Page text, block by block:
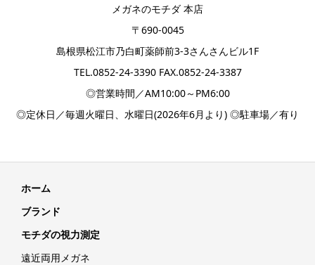
メガネのモチダ 本店
〒690-0045
島根県松江市乃白町薬師前3-3さんさんビル1F
TEL.0852-24-3390FAX.0852-24-3387
◎営業時間／AM10:00～PM6:00
◎定休日／毎週火曜日、水曜日(2026年6月より) ◎駐車場／有り
ホーム
ブランド
モチダの視力測定
遠近両用メガネ